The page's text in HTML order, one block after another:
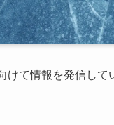
けて情報を発信して